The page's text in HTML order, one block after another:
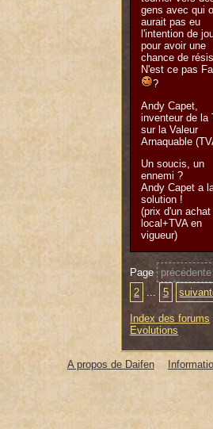
gens avec qui
aurait pas eu
l'intention de
pour avoir une
chance de
N'est ce pas
?
Andy Capet,
inventeur de la
sur la Valeur
Arnaquable
Un soucis, un
ennemi ?
Andy Capet a
solution !
(prix d'un achat
local+TVA en
vigueur)
Page précédente
2
5
Index des forums
Evolutions
A propos de Daifen